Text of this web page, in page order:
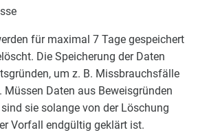
für maximal 7 Tage gespeichert
Die Speicherung der Daten
um z. B. Missbrauchsfälle
Daten aus Beweisgründen
sie solange von der Löschung
Vorfall endgültig geklärt ist.